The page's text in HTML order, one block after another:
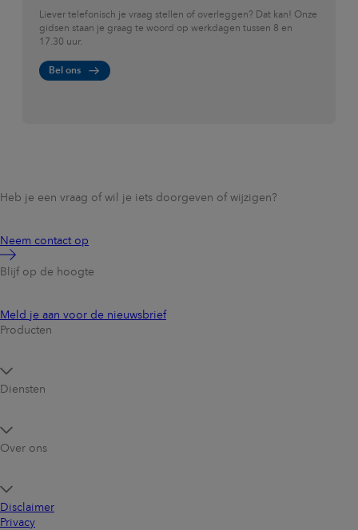
Blok 3:
Typen verzuimgesprekken.
praktijkvoorbeelden. Onze trainer luistert mee en geeft
feedback. Ook geven de deelnemers elkaar feedback.
Voorafgaand aan de training vindt met elke deelnemer een
de persoonlijke behoeften. Bespreek bijvoorbeeld een
persoonlijke input en praktijkcases kunnen we deze training
toespitsen op de dagdagelijkse praktijk en behoeften van de
Liever telefonisch je vraag stellen of overleggen? Dat kan! Onze
gidsen staan je graag te woord op werkdagen tussen 8 en
17.30 uur.
Bel ons
Heb je een vraag of wil je iets doorgeven of wijzigen?
Neem contact op
Blijf op de hoogte
Meld je aan voor de nieuwsbrief
Producten
Diensten
Over ons
Disclaimer
Privacy